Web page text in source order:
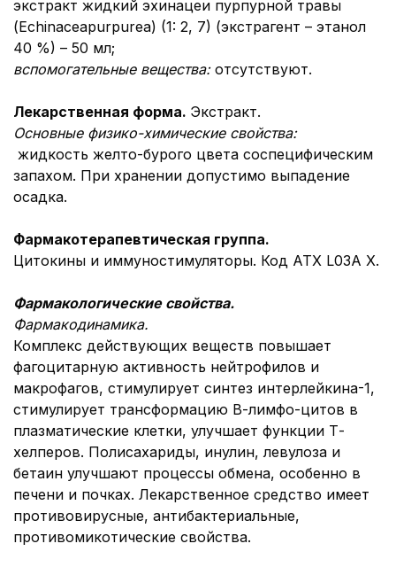
экстракт жидкий эхинацеи пурпурной травы
(Еchinaceapurpurea) (1: 2, 7) (экстрагент – этанол
40 %) – 50 мл;
вспомогательные вещества: отсутствуют.
Лекарственная форма. Экстракт.
Основные физико-химические свойства:
жидкость желто-бурого цвета соcпецифическим
запахом. При хранении допустимо выпадение
осадка.
Фармакотерапевтическая группа.
Цитокины и иммуностимуляторы. Код АТХ L03A Х.
Фармакологические свойства.
Фармакодинамика.
Комплекс действующих веществ повышает
фагоцитарную активность нейтрофилов и
макрофагов, стимулирует синтез интерлейкина-1,
стимулирует трансформацию В-лимфо-цитов в
плазматические клетки, улучшает функции Т-
хелперов. Полисахариды, инулин, левулоза и
бетаин улучшают процессы обмена, особенно в
печени и почках. Лекарственное средство имеет
противовирусные, антибактериальные,
противомикотические свойства.